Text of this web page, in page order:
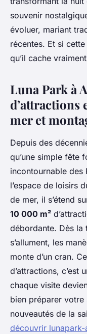
souvenir
évoluer, mariant
récentes. Et si
qu’il cache
Luna Park à
d’attractions
mer et
Depuis des
qu’une simple fête
incontournable des
l’espace de loisirs
de mer, il s’étend
10 000 m²
débordante. Dès la
s’allument, les
monte d’un cran.
d’attractions, c’est
chaque visite
bien préparer votre
nouveautés de la
découvrir lunapark-